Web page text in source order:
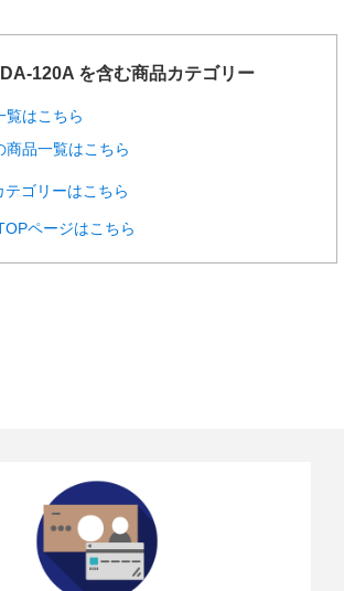
120A を含む商品カテゴリー
覧はこちら
商品一覧はこちら
ゴリーはこちら
ページはこちら